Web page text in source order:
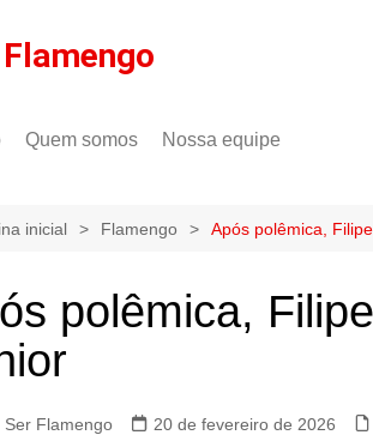
Quem somos
Política de privacidade
Nossa equipe
Gilson Lima
inicial Flamengo Após polêmica,
polêmica,
Ser Flamengo 20 de fevereiro de 2026